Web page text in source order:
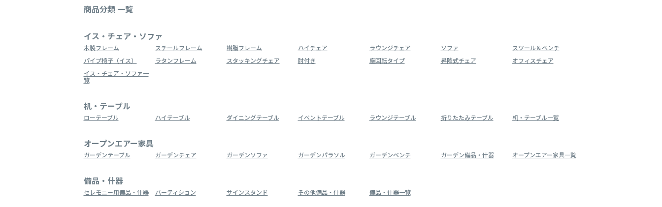
商品分類 一覧
イス・チェア・ソファ
木製フレーム スチールフレーム 樹脂フレーム ハイチェア ラウンジチェア ソファ
スツール＆ベンチ
パイプ椅子（イス）
ラタンフレーム スタッキングチェア 肘付き 座回転タイプ 昇降式チェア
オフィスチェア
イス・チェア・ソファ一
覧
机・テーブル
ローテーブル ハイテーブル ダイニングテーブル イベントテーブル ラウンジテーブル 折りたたみテーブル 机・テーブル一覧
オープンエアー家具
ガーデンテーブル ガーデンチェア ガーデンソファ ガーデンパラソル ガーデンベンチ ガーデン備品・什器 オープンエアー家具一覧
備品・什器
セレモニー用備品・什器 パーティション サインスタンド その他備品・什器 備品・什器一覧